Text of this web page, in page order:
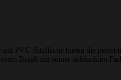
mit PVC-Sitzfläche bieten die
Basalt mit seiner tiefdunklen